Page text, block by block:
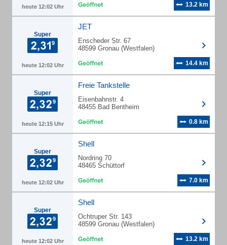
heute 12:02 Uhr 13.2 km
Super
heute 12:02 Uhr
JET
Enscheder Str. 67
48599 Gronau (Westfalen)
14.4 km
Super
heute 12:15 Uhr
Freie Tankstelle
Eisenbahnstr. 4
48455 Bad Bentheim
0.8 km
Super
heute 12:02 Uhr
Shell
Nordring 70
48465 Schüttorf
7.0 km
Super
heute 12:02 Uhr
Shell
Ochtruper Str. 143
48599 Gronau (Westfalen)
13.2 km